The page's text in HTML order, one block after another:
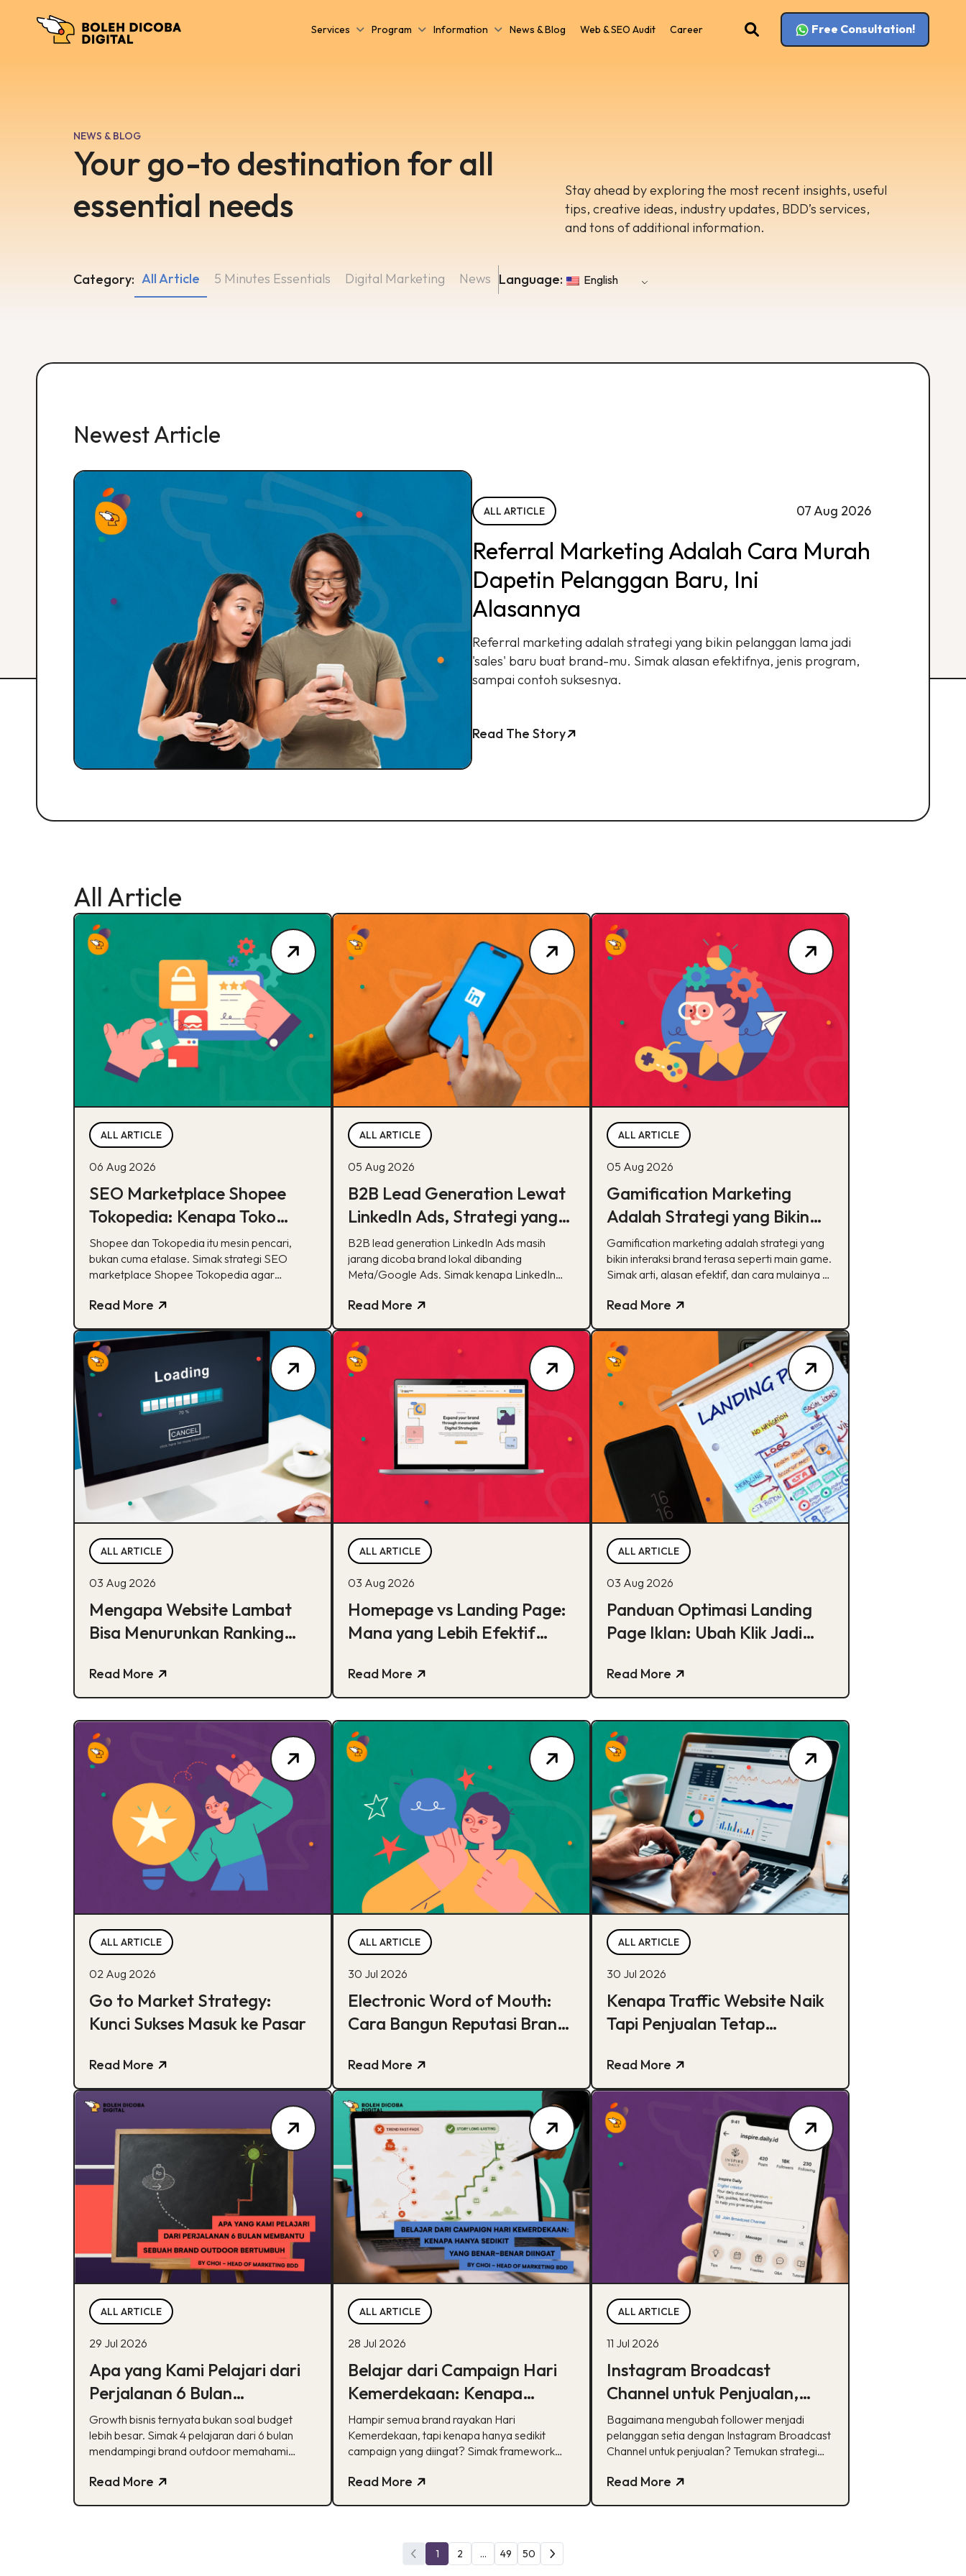
Services Program Information News & Blog Web & SEO Audit Career Free Consultation!
NEWS & BLOG
Your go-to destination for all
essential needs
Stay ahead by exploring the most recent insights, useful
tips, creative ideas, industry updates, BDD’s services,
and tons of additional information.
Category: 5 Minutes Essentials Digital Marketing
All Article News Language: English
Newest Article
ALL ARTICLE 07 Aug 2026
Referral Marketing Adalah Cara Murah
Dapetin Pelanggan Baru, Ini
Alasannya
Referral marketing adalah strategi yang bikin pelanggan lama jadi
'sales' baru buat brand-mu. Simak alasan efektifnya, jenis program,
sampai contoh suksesnya.
Read The Story
All Article
ALL ARTICLE
06 Aug 2026
SEO Marketplace Shopee
Tokopedia: Kenapa Toko
Online-mu Perlu Lebih dari
Sekadar Etalase
Shopee dan Tokopedia itu mesin pencari,
bukan cuma etalase. Simak strategi SEO
marketplace Shopee Tokopedia agar
Read More
ALL ARTICLE
05 Aug 2026
B2B Lead Generation Lewat
LinkedIn Ads, Strategi yang
Masih Jarang Dicoba Brand
Lokal
B2B lead generation LinkedIn Ads masih
jarang dicoba brand lokal dibanding
Meta/Google Ads. Simak kenapa LinkedIn
Read More
ALL ARTICLE
05 Aug 2026
Gamification Marketing
Adalah Strategi yang Bikin
Konsumen Betah, Ini Cara
Kerjanya
Gamification marketing adalah strategi yang
bikin interaksi brand terasa seperti main game.
Simak arti, alasan efektif, dan cara mulainya di
Read More
ALL ARTICLE
03 Aug 2026
Mengapa Website Lambat
Bisa Menurunkan Ranking
Read More
ALL ARTICLE
03 Aug 2026
Homepage vs Landing Page:
Mana yang Lebih Efektif
Read More
ALL ARTICLE
03 Aug 2026
Panduan Optimasi Landing
Page Iklan: Ubah Klik Jadi
Read More
ALL ARTICLE
02 Aug 2026
Go to Market Strategy:
Kunci Sukses Masuk ke Pasar
Read More
ALL ARTICLE
30 Jul 2026
Electronic Word of Mouth:
Cara Bangun Reputasi Brand
Read More
ALL ARTICLE
30 Jul 2026
Kenapa Traffic Website Naik
Tapi Penjualan Tetap
Read More
ALL ARTICLE
29 Jul 2026
Apa yang Kami Pelajari dari
Perjalanan 6 Bulan
Membantu Sebuah Brand
Outdoor Bertumbuh
Growth bisnis ternyata bukan soal budget
lebih besar. Simak 4 pelajaran dari 6 bulan
mendampingi brand outdoor memahami
Read More
ALL ARTICLE
28 Jul 2026
Belajar dari Campaign Hari
Kemerdekaan: Kenapa
Hanya Sedikit yang Benar-
Benar Diingat?
Hampir semua brand rayakan Hari
Kemerdekaan, tapi kenapa hanya sedikit
campaign yang diingat? Simak framework
Read More
ALL ARTICLE
11 Jul 2026
Instagram Broadcast
Channel untuk Penjualan,
Lebih Efektif dari Iklan
Berbayar?
Bagaimana mengubah follower menjadi
pelanggan setia dengan Instagram Broadcast
Channel untuk penjualan? Temukan strategi
Read More
1 2 ... 49 50